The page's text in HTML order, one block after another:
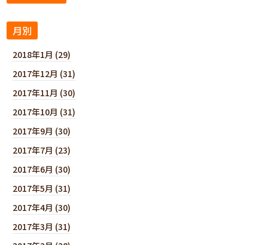
月別
2018年1月 (29)
2017年12月 (31)
2017年11月 (30)
2017年10月 (31)
2017年9月 (30)
2017年7月 (23)
2017年6月 (30)
2017年5月 (31)
2017年4月 (30)
2017年3月 (31)